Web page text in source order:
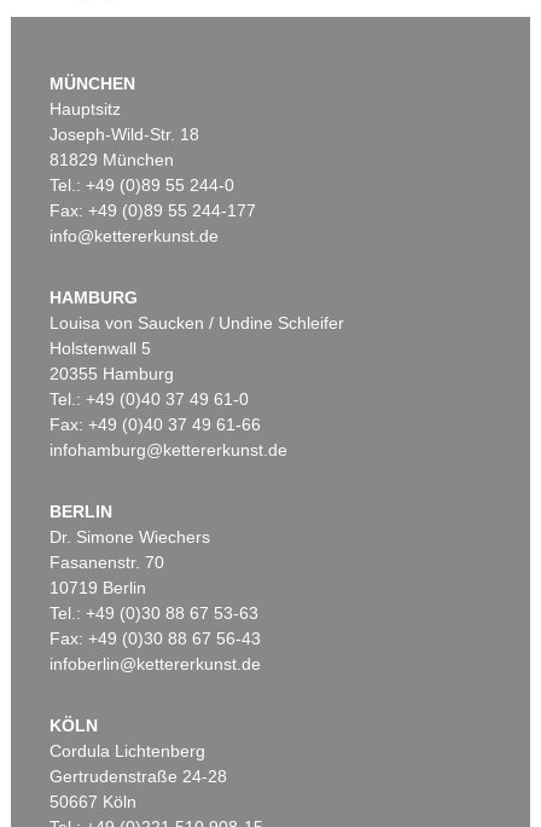
MÜNCHEN
Hauptsitz
Joseph-Wild-Str. 18
81829 München
Tel.: +49 (0)89 55 244-0
Fax: +49 (0)89 55 244-177
info@kettererkunst.de
HAMBURG
Louisa von Saucken / Undine Schleifer
Holstenwall 5
20355 Hamburg
Tel.: +49 (0)40 37 49 61-0
Fax: +49 (0)40 37 49 61-66
infohamburg@kettererkunst.de
BERLIN
Dr. Simone Wiechers
Fasanenstr. 70
10719 Berlin
Tel.: +49 (0)30 88 67 53-63
Fax: +49 (0)30 88 67 56-43
infoberlin@kettererkunst.de
KÖLN
Cordula Lichtenberg
Gertrudenstraße 24-28
50667 Köln